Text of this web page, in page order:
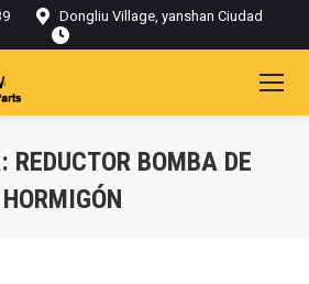
Dongliu Village, yanshan Ciudad
REDUCTOR BOMBA DE
HORMIGÓN